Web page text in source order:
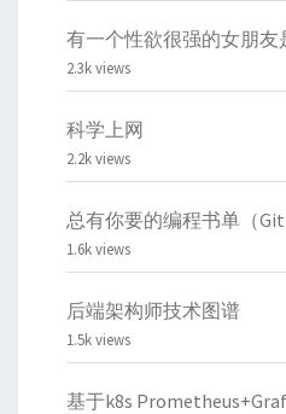
有一个性欲很强的女朋友
2.3k views
科学上网
2.2k views
总有你要的编程书单（
1.6k views
后端架构师技术图谱
1.5k views
基于k8s